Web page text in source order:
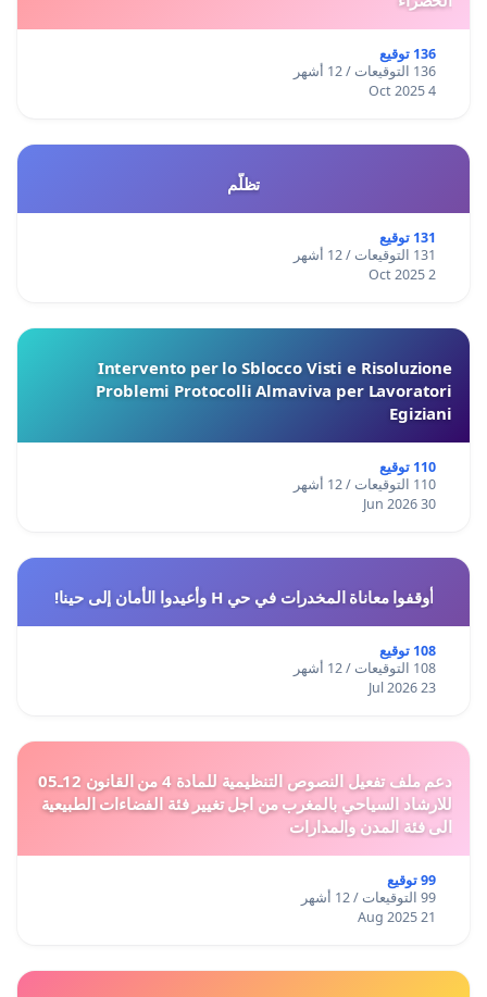
136 توقيع
136 التوقيعات / 12 أشهر
4 Oct 2025
تظلّم
131 توقيع
131 التوقيعات / 12 أشهر
2 Oct 2025
Intervento per lo Sblocco Visti e Risoluzione
Problemi Protocolli Almaviva per Lavoratori
Egiziani
110 توقيع
110 التوقيعات / 12 أشهر
30 Jun 2026
أوقفوا معاناة المخدرات في حي H وأعيدوا الأمان إلى حينا!
108 توقيع
108 التوقيعات / 12 أشهر
23 Jul 2026
دعم ملف تفعيل النصوص التنظيمية للمادة 4 من القانون 12ـ05
للارشاد السياحي بالمغرب من اجل تغيير فئة الفضاءات الطبيعية
الى فئة المدن والمدارات
99 توقيع
99 التوقيعات / 12 أشهر
21 Aug 2025